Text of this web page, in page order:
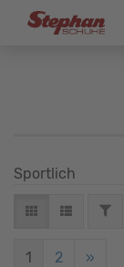
Sportlich
1 2 »